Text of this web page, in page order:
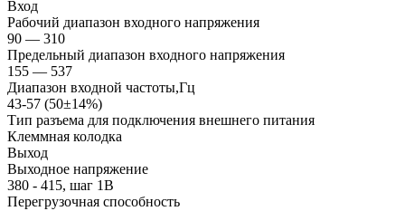
Вход
Рабочий диапазон входного напряжения
90 — 310
Предельный диапазон входного напряжения
155 — 537
Диапазон входной частоты,Гц
43-57 (50±14%)
Тип разъема для подключения внешнего питания
Клеммная колодка
Выход
Выходное напряжение
380 - 415, шаг 1В
Перегрузочная способность